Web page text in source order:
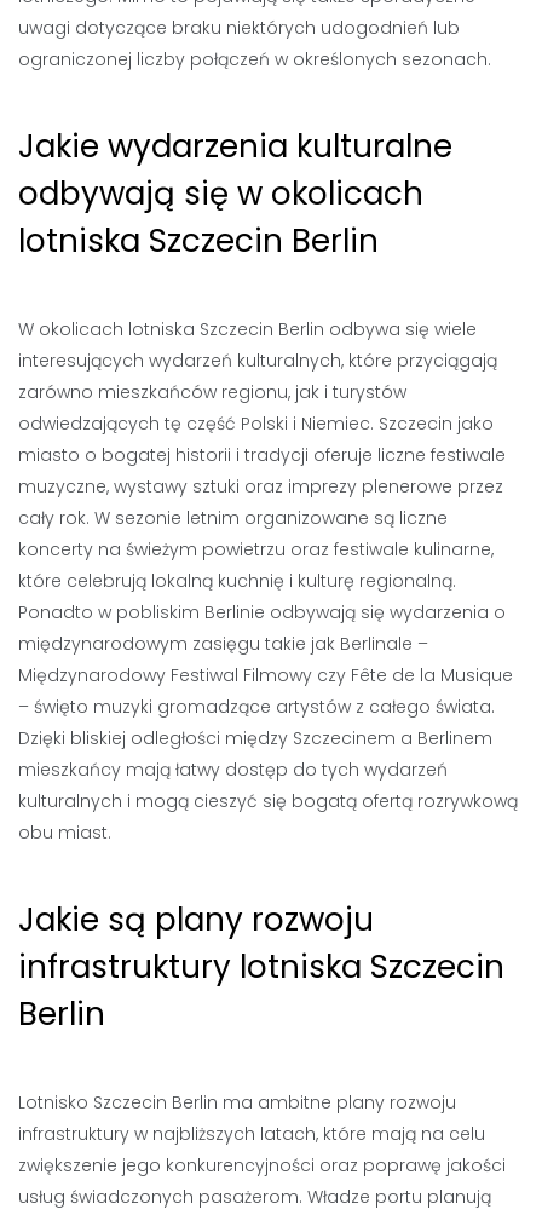
uwagi dotyczące braku niektórych udogodnień lub
ograniczonej liczby połączeń w określonych sezonach.
Jakie wydarzenia kulturalne
odbywają się w okolicach
lotniska Szczecin Berlin
W okolicach lotniska Szczecin Berlin odbywa się wiele
interesujących wydarzeń kulturalnych, które przyciągają
zarówno mieszkańców regionu, jak i turystów
odwiedzających tę część Polski i Niemiec. Szczecin jako
miasto o bogatej historii i tradycji oferuje liczne festiwale
muzyczne, wystawy sztuki oraz imprezy plenerowe przez
cały rok. W sezonie letnim organizowane są liczne
koncerty na świeżym powietrzu oraz festiwale kulinarne,
które celebrują lokalną kuchnię i kulturę regionalną.
Ponadto w pobliskim Berlinie odbywają się wydarzenia o
międzynarodowym zasięgu takie jak Berlinale –
Międzynarodowy Festiwal Filmowy czy Fête de la Musique
– święto muzyki gromadzące artystów z całego świata.
Dzięki bliskiej odległości między Szczecinem a Berlinem
mieszkańcy mają łatwy dostęp do tych wydarzeń
kulturalnych i mogą cieszyć się bogatą ofertą rozrywkową
obu miast.
Jakie są plany rozwoju
infrastruktury lotniska Szczecin
Berlin
Lotnisko Szczecin Berlin ma ambitne plany rozwoju
infrastruktury w najbliższych latach, które mają na celu
zwiększenie jego konkurencyjności oraz poprawę jakości
usług świadczonych pasażerom. Władze portu planują